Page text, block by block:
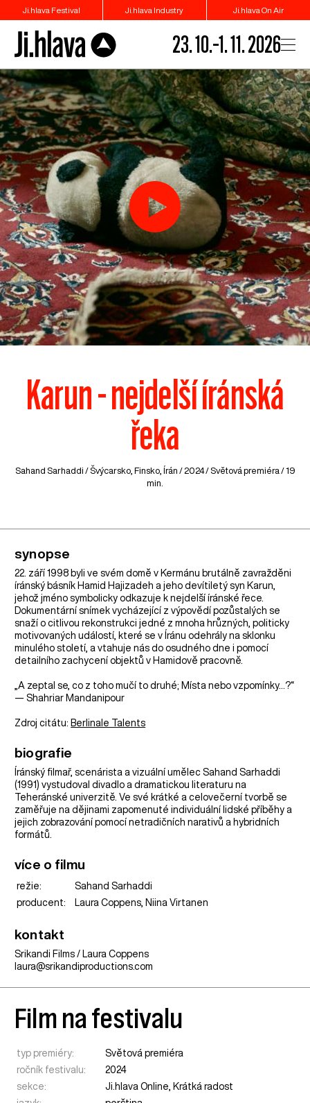
Ji.hlava Festival Ji.hlava Industry Ji.hlava On Air
23. 10.–1. 11. 2026
Karun - nejdelší íránská
řeka
Sahand Sarhaddi / Švýcarsko, Finsko, Írán / 2024 / Světová premiéra / 19
min.
synopse
22. září 1998 byli ve svém domě v Kermánu brutálně zavražděni
íránský básník Hamid Hajizadeh a jeho devítiletý syn Karun,
jehož jméno symbolicky odkazuje k nejdelší íránské řece.
Dokumentární snímek vycházející z výpovědí pozůstalých se
snaží o citlivou rekonstrukci jedné z mnoha hrůzných, politicky
motivovaných událostí, které se v Íránu odehrály na sklonku
minulého století, a vtahuje nás do osudného dne i pomocí
detailního zachycení objektů v Hamidově pracovně.
„A zeptal se, co z toho mučí to druhé; Místa nebo vzpomínky…?“
— Shahriar Mandanipour
Zdroj citátu: Berlinale Talents
biografie
Íránský filmař, scenárista a vizuální umělec Sahand Sarhaddi
(1991) vystudoval divadlo a dramatickou literaturu na
Teheránské univerzitě. Ve své krátké a celovečerní tvorbě se
zaměřuje na dějinami zapomenuté individuální lidské příběhy a
jejich zobrazování pomocí netradičních narativů a hybridních
formátů.
více o filmu
režie:
Sahand Sarhaddi
producent:
Laura Coppens, Niina Virtanen
kontakt
Srikandi Films / Laura Coppens
laura@srikandiproductions.com
Film na festivalu
typ premiéry:
Světová premiéra
ročník festivalu:
2024
sekce:
Ji.hlava Online, Krátká radost